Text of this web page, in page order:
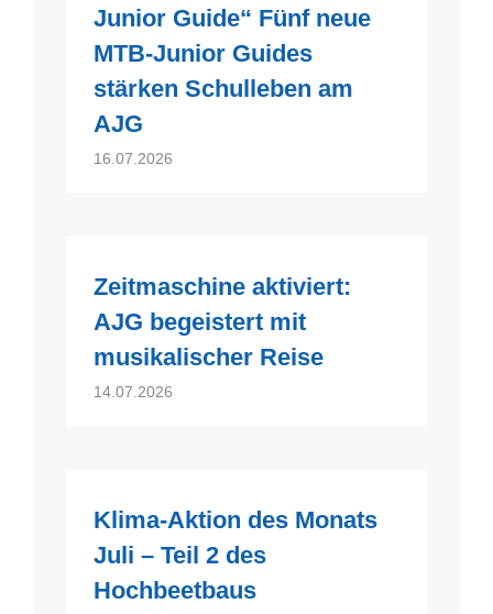
Junior Guide“ Fünf neue
MTB-Junior Guides
stärken Schulleben am
AJG
16.07.2026
Zeitmaschine aktiviert:
AJG begeistert mit
musikalischer Reise
14.07.2026
Klima-Aktion des Monats
Juli – Teil 2 des
Hochbeetbaus